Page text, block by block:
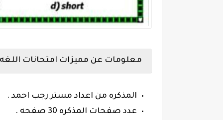
معلومات عن مميزات امتحانات اللغه
المذكره من اعداد مستر رجب احمد .
عدد صفحات المذكره 30 صفحه .